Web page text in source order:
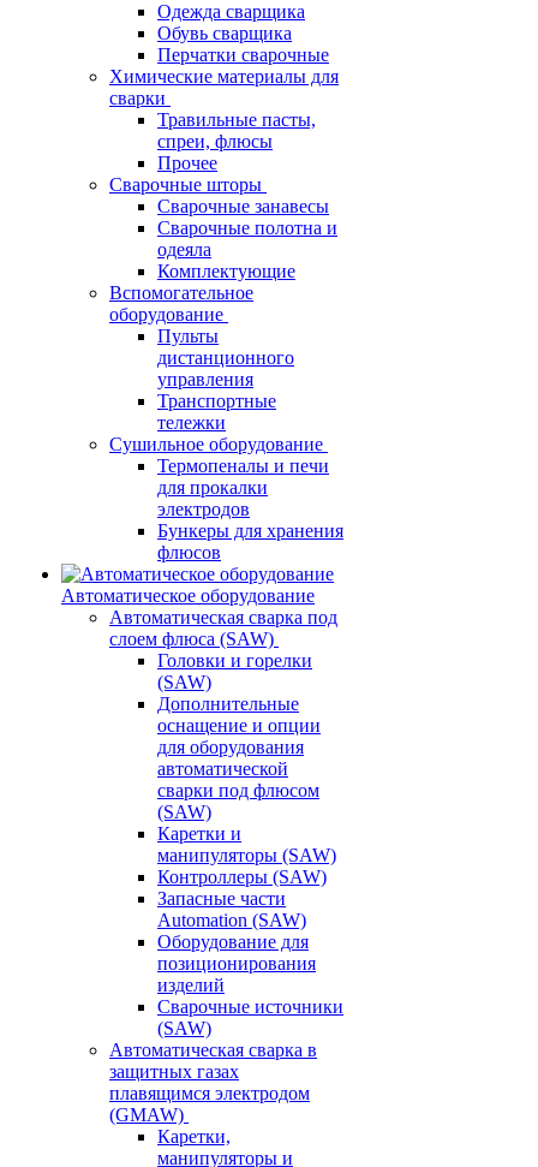
Одежда сварщика
Обувь сварщика
Перчатки сварочные
Химические материалы для
сварки
Травильные пасты,
спреи, флюсы
Прочее
Сварочные шторы
Сварочные занавесы
Сварочные полотна и
одеяла
Комплектующие
Вспомогательное
оборудование
Пульты
дистанционного
управления
Транспортные
тележки
Сушильное оборудование
Термопеналы и печи
для прокалки
электродов
Бункеры для хранения
флюсов
Автоматическое оборудование
Автоматическая сварка под
слоем флюса (SAW)
Головки и горелки
(SAW)
Дополнительные
оснащение и опции
для оборудования
автоматической
сварки под флюсом
(SAW)
Каретки и
манипуляторы (SAW)
Контроллеры (SAW)
Запасные части
Automation (SAW)
Оборудование для
позиционирования
изделий
Сварочные источники
(SAW)
Автоматическая сварка в
защитных газах
плавящимся электродом
(GMAW)
Каретки,
манипуляторы и